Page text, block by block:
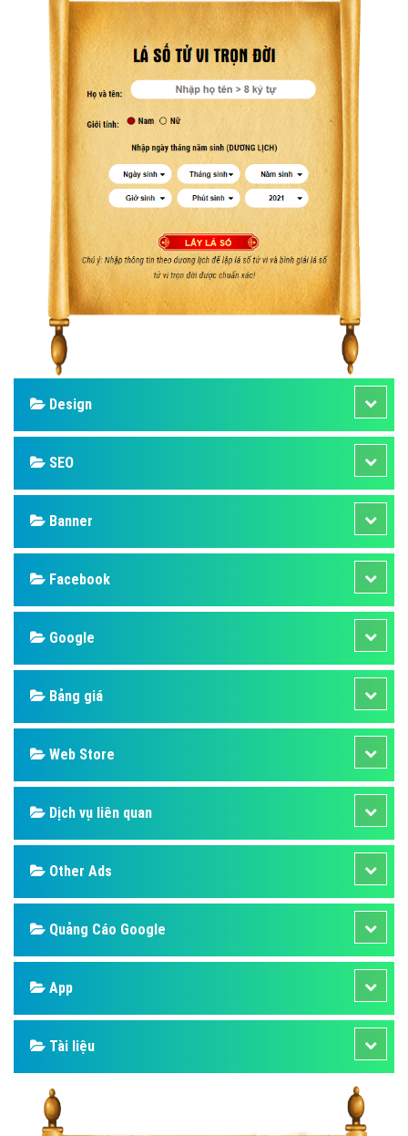
Design
SEO
Banner
Facebook
Google
Bảng giá
Web Store
Dịch vụ liên quan
Other Ads
Quảng Cáo Google
App
Tài liệu